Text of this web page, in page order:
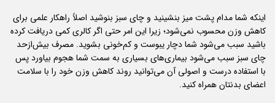
اینکه شما مدام پشت میز بنشینید و چای سبز بنوشید اصلاً راهکار علمی برای
کاهش وزن محسوب نمی‌شود؛ زیرا این امر حتی اگر کالری کمی دریافت کرده
باشید سبب می‌شود شما دچار یبوست و کم‌خونی بشوید. مصرف بیش‌ازحد
چای سبز سبب می‌شود بیماری‌های بسیاری به سمت شما هجوم بیاورد پس
با استفاده درست و اصولی آن می‌توانید روند کاهش وزن خود را با سلامت
اعضای بدنتان همراه کنید.